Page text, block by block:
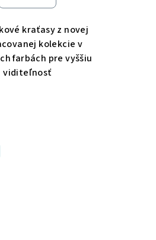
kraťasy z novej
kolekcie v
farbách pre vyššiu
viditeľnosť